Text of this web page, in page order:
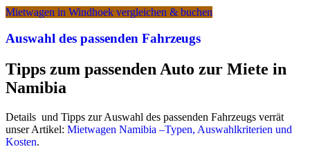
Mietwagen in Windhoek vergleichen & buchen
Auswahl des passenden Fahrzeugs
Tipps zum passenden Auto zur Miete in
Namibia
Details und Tipps zur Auswahl des passenden Fahrzeugs verrät
unser Artikel: Mietwagen Namibia –Typen, Auswahlkriterien und
Kosten.